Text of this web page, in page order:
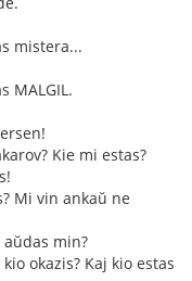
mistera...
MALGIL.
Kie mi estas?
Mi vin ankaŭ ne
aŭdas min?
kio okazis? Kaj kio estas